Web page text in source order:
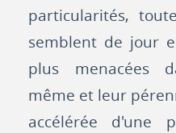
particularités,
semblent de jour
plus menacées
même et leur
accélérée d'une